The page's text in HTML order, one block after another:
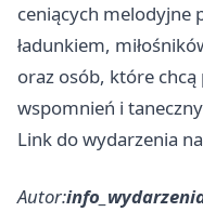
ceniących melodyjne
ładunkiem,
oraz osób, które chcą
wspomnień i
Link do wydarzenia
Autor: